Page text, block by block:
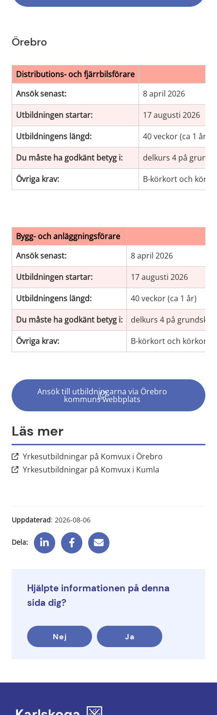
Örebro
Distributions- och fjärrbilsförare
Ansök senast:
8 april 2026
Utbildningen startar:
17 augusti 2026
Utbildningens längd:
40 veckor (ca 1 år)
Du måste ha godkänt betyg i:
delkurs 4 på
Övriga krav:
B-körkort och
Bygg- och anläggningsförare
Ansök senast:
8 april 2026
Utbildningen startar:
17 augusti 2026
Utbildningens längd:
40 veckor (ca 1 år)
Du måste ha godkänt betyg i:
delkurs 4 på
Övriga krav:
B-körkort och
Ansök till utbildningarna via Örebro
kommuns webbplats(länk till annan webbplats,
Läs mer
Yrkesutbildningar på Komvux i Örebro
Yrkesutbildningar på Komvux i Kumla
Uppdaterad: 2026-08-06
Dela:
Hjälpte informationen på denna
sida dig?
Nej Ja